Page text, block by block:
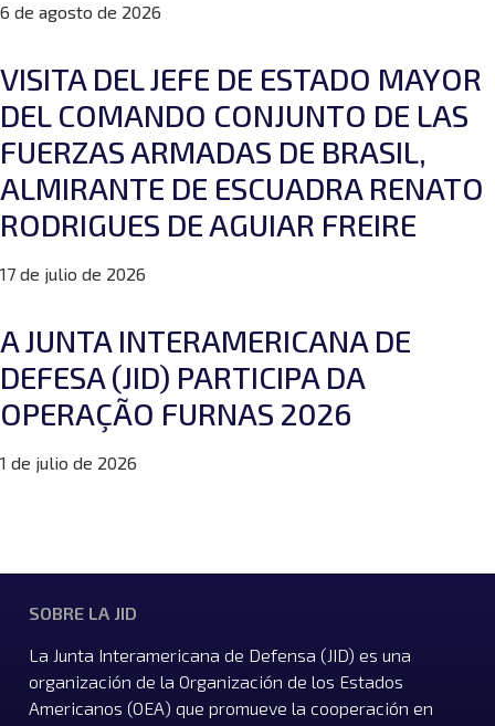
6 de agosto de 2026
VISITA DEL JEFE DE ESTADO MAYOR
DEL COMANDO CONJUNTO DE LAS
FUERZAS ARMADAS DE BRASIL,
ALMIRANTE DE ESCUADRA RENATO
RODRIGUES DE AGUIAR FREIRE
17 de julio de 2026
A JUNTA INTERAMERICANA DE
DEFESA (JID) PARTICIPA DA
OPERAÇÃO FURNAS 2026
1 de julio de 2026
SOBRE LA JID
La Junta Interamericana de Defensa (JID) es una
organización de la Organización de los Estados
Americanos (OEA) que promueve la cooperación en